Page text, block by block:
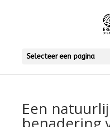
Selecteer een pagina
Een
benadering